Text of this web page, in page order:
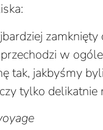
zamknięty
w
tak, jakbyśmy
tylko delikatnie